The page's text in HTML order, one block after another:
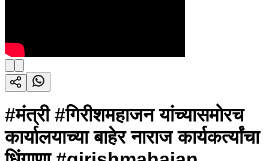
#मंत्री #गिरीशमहाजन यांच्यासमोरच
कार्यालयाच्या बाहेर नाराज कार्यकर्त्यांचा